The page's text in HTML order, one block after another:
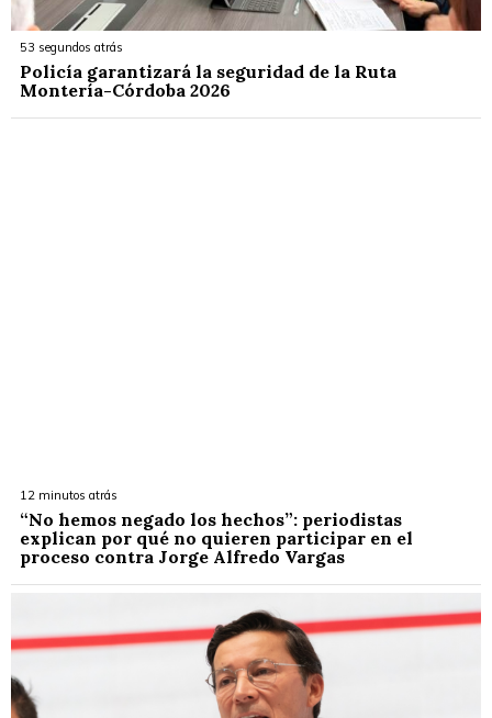
53 segundos atrás
Policía garantizará la seguridad de la Ruta
Montería-Córdoba 2026
12 minutos atrás
“No hemos negado los hechos”: periodistas
explican por qué no quieren participar en el
proceso contra Jorge Alfredo Vargas